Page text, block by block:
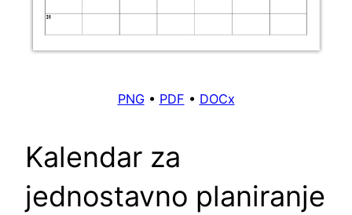
PNG • PDF • DOCx
Kalendar za
jednostavno planiranje